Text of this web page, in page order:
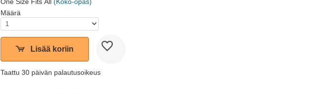
Määrä
Lisää koriin
Taattu 30 päivän palautusoikeus